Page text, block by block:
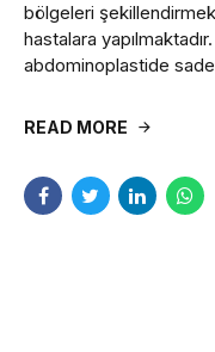
bölgeleri
hastalara
abdominoplastide
READ MORE